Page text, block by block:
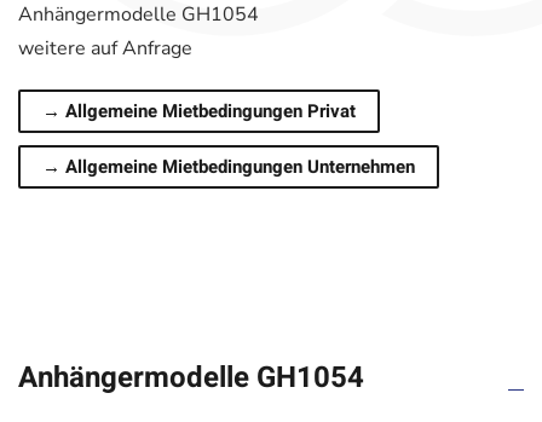
Anhängermodelle GH1054
weitere auf Anfrage
→ Allgemeine Mietbedingungen Privat
→ Allgemeine Mietbedingungen Unternehmen
Anhängermodelle GH1054